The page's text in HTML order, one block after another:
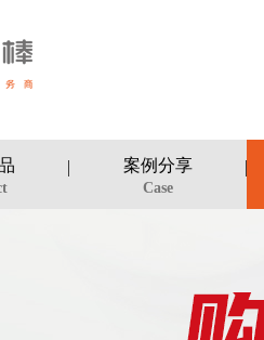
案例分享
Case